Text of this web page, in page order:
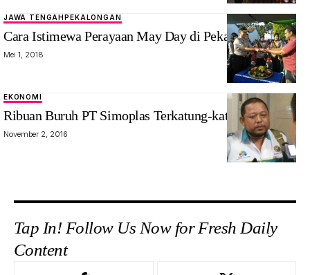
JAWA TENGAHPEKALONGAN
Cara Istimewa Perayaan May Day di Pekalongan
Mei 1, 2018
EKONOMI
Ribuan Buruh PT Simoplas Terkatung-katung
November 2, 2016
Tap In! Follow Us Now for Fresh Daily
Content